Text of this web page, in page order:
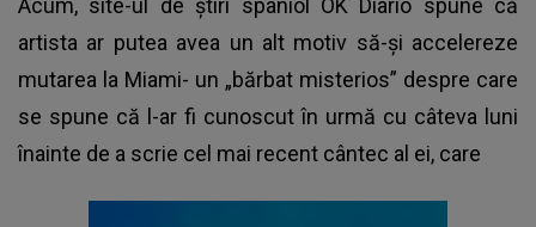
Acum, site-ul de știri spaniol OK Diario spune că
artista ar putea avea un alt motiv să-și accelereze
mutarea la Miami- un „bărbat misterios” despre care
se spune că l-ar fi cunoscut în urmă cu câteva luni
înainte de a scrie cel mai recent cântec al ei, care